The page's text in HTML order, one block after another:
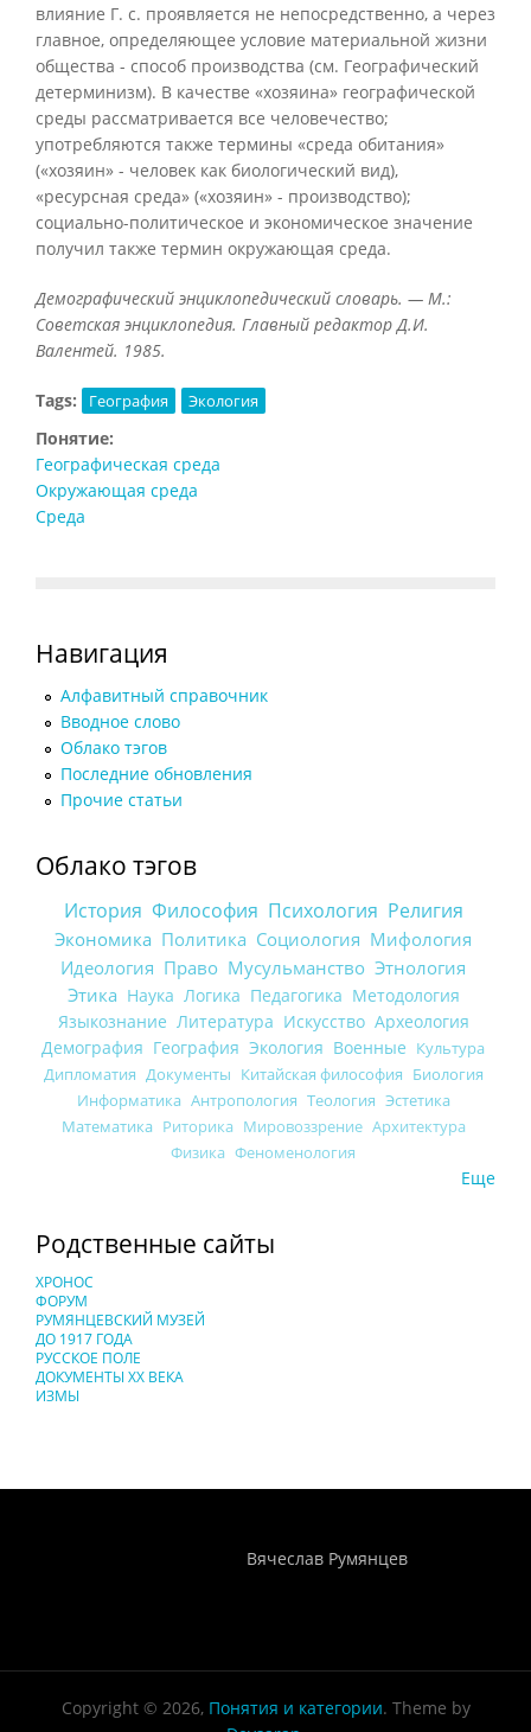
влияние Г. с. проявляется не непосредственно, а через
главное, определяющее условие материальной жизни
общества - способ производства (см. Географический
детерминизм). В качестве «хозяина» географической
среды рассматривается все человечество;
употребляются также термины «среда обитания»
(«хозяин» - человек как биологический вид),
«ресурсная среда» («хозяин» - производство);
социально-политическое и экономическое значение
получил также термин окружающая среда.
Демографический энциклопедический словарь. — М.:
Советская энциклопедия. Главный редактор Д.И.
Валентей. 1985.
Tags: География Экология
Понятие:
Географическая среда
Окружающая среда
Среда
Навигация
Алфавитный справочник
Вводное слово
Облако тэгов
Последние обновления
Прочие статьи
Облако тэгов
История Философия Психология Религия
Экономика Политика Социология Мифология
Идеология Право Мусульманство Этнология
Этика Наука Логика Педагогика Методология
Языкознание Литература Искусство Археология
Демография География Экология Военные Культура
Дипломатия Документы Китайская философия Биология
Информатика Антропология Теология Эстетика
Математика Риторика Мировоззрение Архитектура
Физика Феноменология
Еще
Родственные сайты
ХРОНОС
ФОРУМ
РУМЯНЦЕВСКИЙ МУЗЕЙ
ДО 1917 ГОДА
РУССКОЕ ПОЛЕ
ДОКУМЕНТЫ XX ВЕКА
ИЗМЫ
Вячеслав Румянцев
Copyright © 2026, Понятия и категории. Theme by